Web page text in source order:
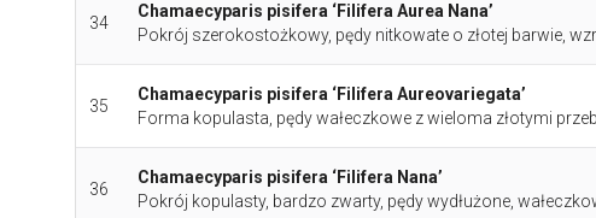
34
Chamaecyparis pisifera ‘Filifera Aurea Nana’
Pokrój szerokostożkowy, pędy nitkowate o złotej barwie,
35
Chamaecyparis pisifera ‘Filifera Aureovariegata’
Forma kopulasta, pędy wałeczkowe z wieloma złotymi
36
Chamaecyparis pisifera ‘Filifera Nana’
Pokrój kopulasty, bardzo zwarty, pędy wydłużone,